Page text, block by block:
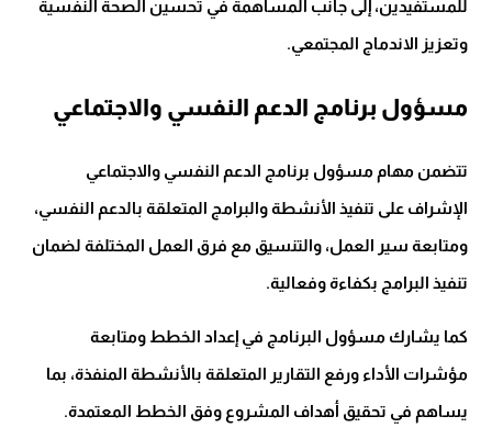
للمستفيدين، إلى جانب المساهمة في تحسين الصحة النفسية
وتعزيز الاندماج المجتمعي.
مسؤول برنامج الدعم النفسي والاجتماعي
تتضمن مهام مسؤول برنامج الدعم النفسي والاجتماعي
الإشراف على تنفيذ الأنشطة والبرامج المتعلقة بالدعم النفسي،
ومتابعة سير العمل، والتنسيق مع فرق العمل المختلفة لضمان
تنفيذ البرامج بكفاءة وفعالية.
كما يشارك مسؤول البرنامج في إعداد الخطط ومتابعة
مؤشرات الأداء ورفع التقارير المتعلقة بالأنشطة المنفذة، بما
يساهم في تحقيق أهداف المشروع وفق الخطط المعتمدة.